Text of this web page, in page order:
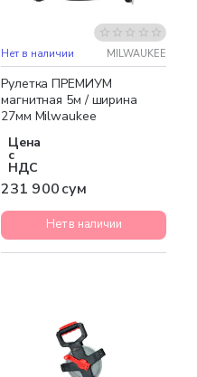
Нет в наличии MILWAUKEE
Рулетка ПРЕМИУМ
магнитная 5м / ширина
27мм Milwaukee
Цена
с
НДС
231 900 сум
Нет в наличии